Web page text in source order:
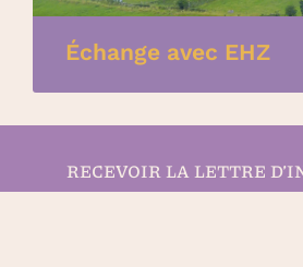
Échange avec EHZ
RECEVOIR LA LETTRE